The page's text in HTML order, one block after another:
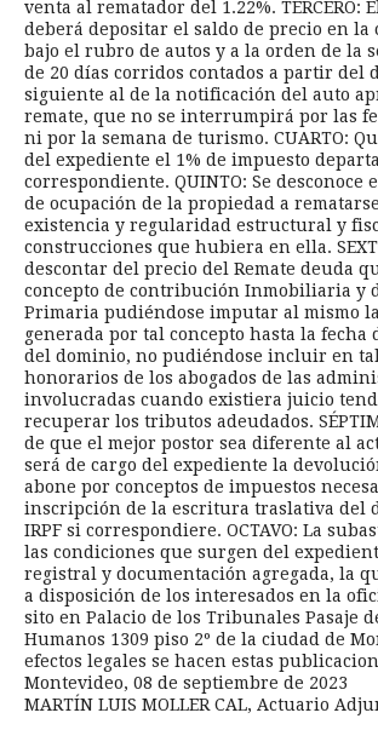
venta al rematador del 1.22%. TERCERO:
deberá depositar el saldo de precio en la
bajo el rubro de autos y a la orden de la
de 20 días corridos contados a partir del
siguiente al de la notificación del auto
remate, que no se interrumpirá por las
ni por la semana de turismo. CUARTO:
del expediente el 1% de impuesto
correspondiente. QUINTO: Se desconoce
de ocupación de la propiedad a
existencia y regularidad estructural y
construcciones que hubiera en ella.
descontar del precio del Remate deuda
concepto de contribución Inmobiliaria y
Primaria pudiéndose imputar al mismo
generada por tal concepto hasta la fecha
del dominio, no pudiéndose incluir en
honorarios de los abogados de las
involucradas cuando existiera juicio
recuperar los tributos adeudados.
de que el mejor postor sea diferente al
será de cargo del expediente la
abone por conceptos de impuestos
inscripción de la escritura traslativa del
IRPF si correspondiere. OCTAVO: La
las condiciones que surgen del
registral y documentación agregada, la
a disposición de los interesados en la
sito en Palacio de los Tribunales Pasaje
Humanos 1309 piso 2º de la ciudad de
efectos legales se hacen estas
Montevideo, 08 de septiembre de 2023
MARTÍN LUIS MOLLER CAL, Actuario